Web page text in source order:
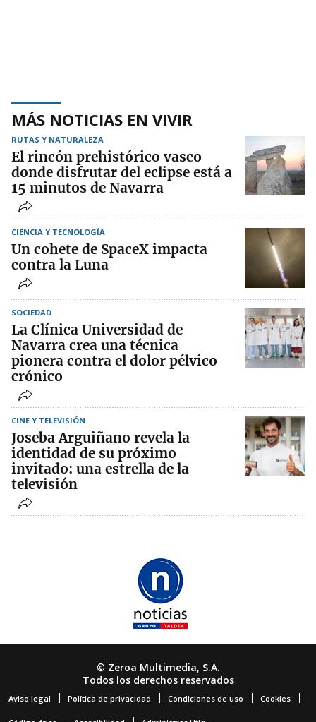
MÁS NOTICIAS EN VIVIR
RUTAS Y NATURALEZA
El rincón prehistórico vasco
donde disfrutar del eclipse está a
15 minutos de Navarra
CIENCIA Y TECNOLOGÍA
Un cohete de SpaceX impacta
contra la Luna
SOCIEDAD
La Clínica Universidad de
Navarra crea una técnica
pionera contra el dolor pélvico
crónico
CINE Y TELEVISIÓN
Joseba Arguiñano revela la
identidad de su próximo
invitado: una estrella de la
televisión
© Zeroa Multimedia, S.A.
Todos los derechos reservados
Aviso legal Política de privacidad Condiciones de uso Cookies